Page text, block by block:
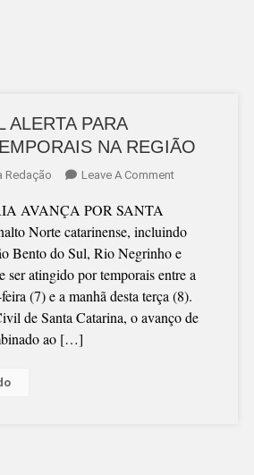
ALERTA PARA
NA REGIÃO
Redação Leave A CommentOn
ALERTA
PARA
POSSÍVEIS
TEMPORAIS
NA
AVANÇA POR SANTA
Norte catarinense, incluindo
Bento do Sul, Rio Negrinho e
ser atingido por temporais entre a
(7) e a manhã desta terça (8).
de Santa Catarina, o avanço de
ao […]